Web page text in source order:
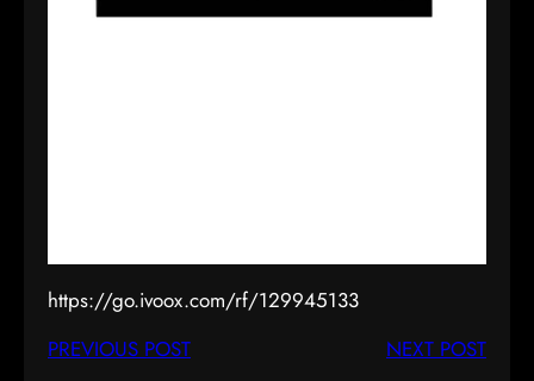
https://go.ivoox.com/rf/129945133
PREVIOUS POST
NEXT POST